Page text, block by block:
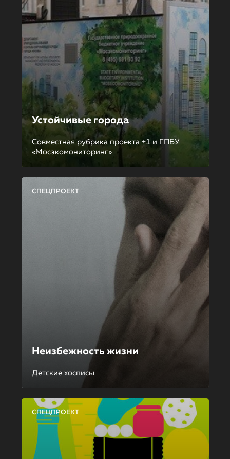
Устойчивые города
Совместная рубрика проекта +1 и ГПБУ
«Мосэкомониторинг»
СПЕЦПРОЕКТ
Неизбежность жизни
Детские хосписы
СПЕЦПРОЕКТ